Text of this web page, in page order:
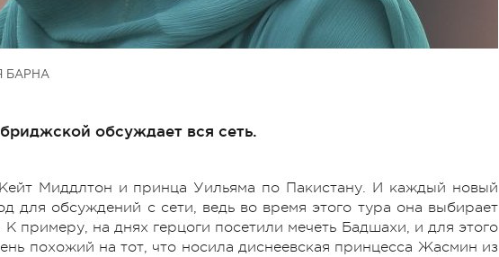
БАРНА
обсуждает вся сеть.
Миддлтон и принца Уильяма по Пакистану. И каждый новый
для обсуждений с сети, ведь во время этого тура она выбирает
примеру, на днях герцоги посетили мечеть Бадшахи, и для этого
похожий на тот, что носила диснеевская принцесса Жасмин из